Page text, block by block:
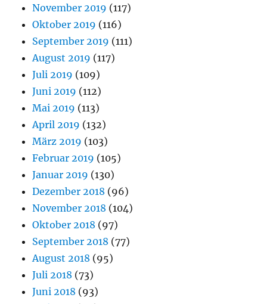
November 2019 (117)
Oktober 2019 (116)
September 2019 (111)
August 2019 (117)
Juli 2019 (109)
Juni 2019 (112)
Mai 2019 (113)
April 2019 (132)
März 2019 (103)
Februar 2019 (105)
Januar 2019 (130)
Dezember 2018 (96)
November 2018 (104)
Oktober 2018 (97)
September 2018 (77)
August 2018 (95)
Juli 2018 (73)
Juni 2018 (93)